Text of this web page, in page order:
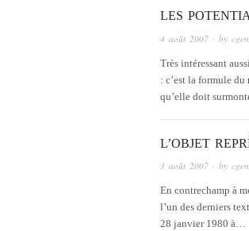
LES
4 août 2007 · by
Très intéressant
: c’est la formule du
qu’elle doit
L’OBJET
3 août 2007 · by
En contrechamp à
l’un des derniers
28 janvier 1980 à…